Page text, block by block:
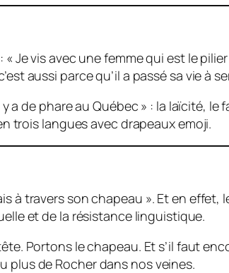
Je vis avec une femme qui est le
aussi parce qu’il a passé sa vie à
a de phare au Québec » : la laïcité,
trois langues avec drapeaux emoji.
travers son chapeau ». Et en effet,
et de la résistance linguistique.
Portons le chapeau. Et s’il faut
plus de Rocher dans nos veines.